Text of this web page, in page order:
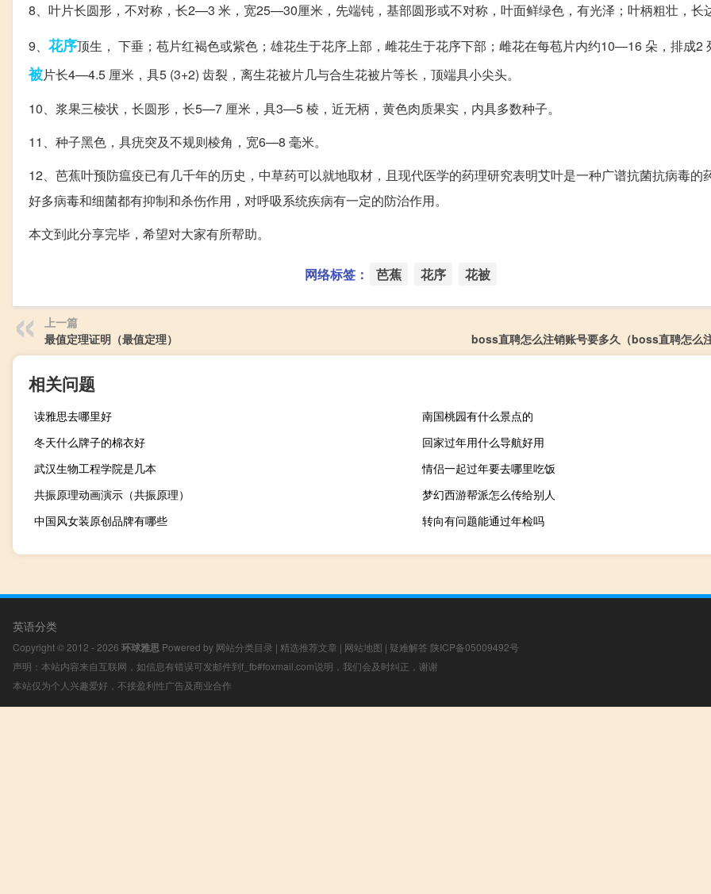
8、叶片长圆形，不对称，长2—3 米，宽25—30厘米，先端钝，基部圆形或不对称，叶面鲜绿色，有光泽；叶柄粗壮，长
9、 花序顶生， 下垂；苞片红褐色或紫色；雄花生于花序上部，雌花生于花序下部；雌花在每苞片内约10—16 朵，排成2
被片长4—4.5 厘米，具5 (3+2) 齿裂，离生花被片几与合生花被片等长，顶端具小尖头。
10、浆果三棱状，长圆形，长5—7 厘米，具3—5 棱，近无柄，黄色肉质果实，内具多数种子。
11、种子黑色，具疣突及不规则棱角，宽6—8 毫米。
12、芭蕉叶预防瘟疫已有几千年的历史，中草药可以就地取材，且现代医学的药理研究表明艾叶是一种广谱抗菌抗病毒的
好多病毒和细菌都有抑制和杀伤作用，对呼吸系统疾病有一定的防治作用。
本文到此分享完毕，希望对大家有所帮助。
网络标签： 芭蕉 花序 花被
上一篇
最值定理证明（最值定理）
boss直聘怎么注销账号要多久（boss直聘怎么
相关问题
读雅思去哪里好
南国桃园有什么景点的
冬天什么牌子的棉衣好
回家过年用什么导航好用
武汉生物工程学院是几本
情侣一起过年要去哪里吃饭
共振原理动画演示（共振原理）
梦幻西游帮派怎么传给别人
中国风女装原创品牌有哪些
转向有问题能通过年检吗
英语分类
Copyright © 2012 - 2026 环球雅思 Powered by 网站分类目录 | 精选推荐文章 | 网站地图 | 疑难解答 陕ICP备05009492号
声明：本站内容来自互联网，如信息有错误可发邮件到f_fb#foxmail.com说明，我们会及时纠正，谢谢
本站仅为个人兴趣爱好，不接盈利性广告及商业合作